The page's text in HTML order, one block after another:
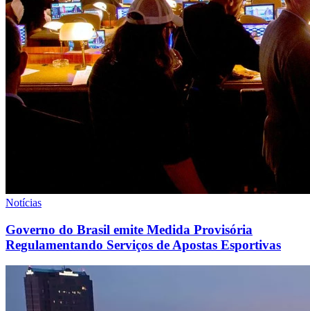
Notícias
Governo do Brasil emite Medida Provisória
Regulamentando Serviços de Apostas Esportivas